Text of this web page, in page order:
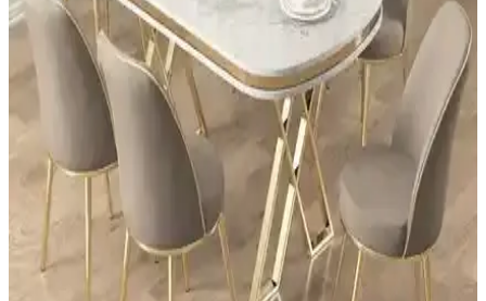
Effe Yapı Dekor'un gold ve siyah metal çerçeveli aynaları, farklı
boyut ve tasarımlarla ev dekorasyonunuza şıklık katıyor. Kullanıcı
yorumlarıyla ürünlerin avantajları ve olası sorunları detaylı
inceleniyor.
Ersan Dizayn Metal Çerçeve Gold Oval Ayaklı ve
Eskitme Boy Aynaları Karşılaştırması
Ersan Dizayn'ın 70x180 ve 65x180 boyutlarındaki metal çerçeveli
aynalarını karşılaştırıyoruz. Modern ve şık tasarımlarıyla yaşam
alanınıza zarif dokunuşlar katıyorlar.
Asse Kare Çizgi Desenli Gold Pleksi Beyaz Modern
Dekoratif Duvar Saati